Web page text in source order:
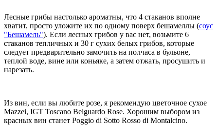
Лесные грибы настолько ароматны, что 4 стаканов вполне
хватит, просто уложите их по одному поверх бешамеллы (соус
"Бешамель"). Если лесных грибов у вас нет, возьмите 6
стаканов тепличных и 30 г сухих белых грибов, которые
следует предварительно замочить на полчаса в бульоне,
теплой воде, вине или коньяке, а затем отжать, просушить и
нарезать.
Из вин, если вы любите розе, я рекомендую цветочное сухое
Mazzei, IGT Toscano Belguardo Rose. Хорошим выбором из
красных вин станет Poggio di Sotto Rosso di Montalcino.